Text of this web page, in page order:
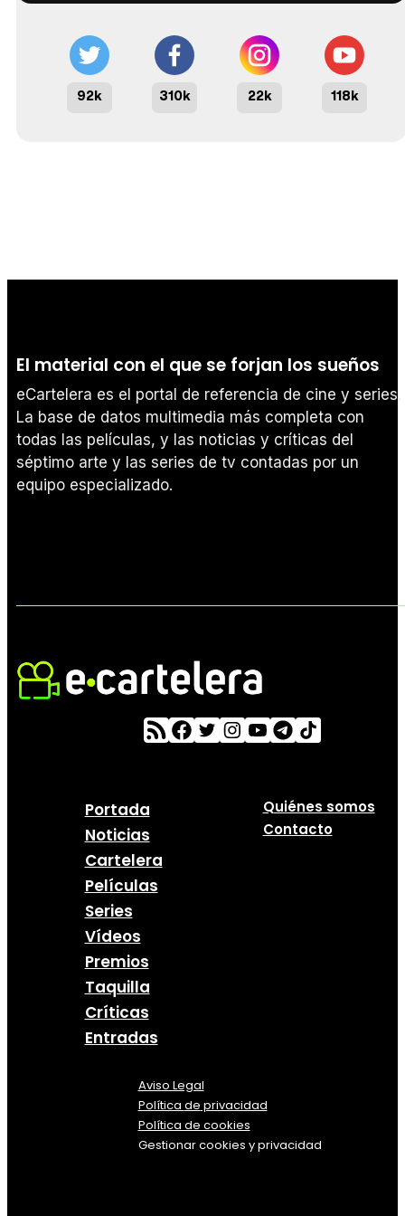
92k 310k 22k 118k
El material con el que se forjan los sueños
eCartelera es el portal de referencia de cine y series.
La base de datos multimedia más completa con
todas las películas, y las noticias y críticas del
séptimo arte y las series de tv contadas por un
equipo especializado.
Portada
Noticias
Cartelera
Películas
Series
Vídeos
Premios
Taquilla
Críticas
Entradas
Quiénes somos
Contacto
Aviso Legal
Política de privacidad
Política de cookies
Gestionar cookies y privacidad